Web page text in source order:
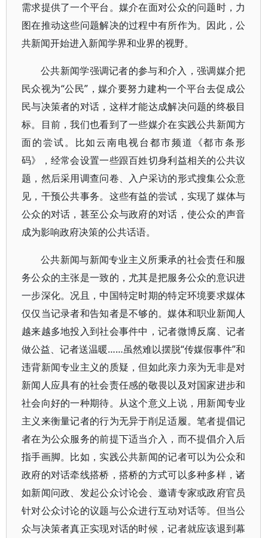
需求提供了一个平台。媒介在面对公众的问题时，力
图在推动这些问题解决的过程中有所作为。因此，公
共新闻开始进入新闻学界和业界的视野。
公共新闻学强调记者的参与和介入，强调媒介把
民众视为“公民”，媒介要努力建构一个平台去促成公
民与决策者的对话，这样才能达成解决问题的终极目
标。目前，我们也看到了一些媒介在实践公共新闻方
面的尝试。比如云南电视台都市频道《都市条形
码》，经常会设置一些跟百姓切身利益相关的公共议
题，然后采用调查问卷、入户采访的形式搜集公众意
见，干预公共事务。这些有益的尝试，实现了媒体与
公众的对话，甚至公众与政府的对话，使公众的声音
成为影响政府决策的公共话语。
公共新闻与新闻专业主义所秉承的社会责任和服
务公众的主张是一致的，尤其是把服务公众的意识进
一步深化。况且，中国特定时期的特定环境要求媒体
仅仅当记录者和告知者是不够的。媒体和职业新闻人
越来越多地投入到社会事件中，记者微博反腐、记者
做公益、记者送温暖……虽然难以摆脱“传媒假事件”和
违背新闻专业主义的质疑，但如此亲力亲为无非是对
新闻人应具有的社会责任感的敬畏以及对国家进步和
社会向好的一种期待。从这个意义上说，用新闻专业
主义来衡量记者的行为无异于削足适履。笔者提倡记
者在为公众服务的前提下适当介入，而不提倡介入后
指手画脚。比如，实践公共新闻的记者可以为公众和
政府的对话牵线搭桥，搭桥的方式可以多种多样，诸
如新闻问政、发起公众讨论会、邀请专家或政府官员
针对公众讨论的议题与公众进行互动对话等。但当公
众与决策者真正实现对话的时候，记者就应该退到幕